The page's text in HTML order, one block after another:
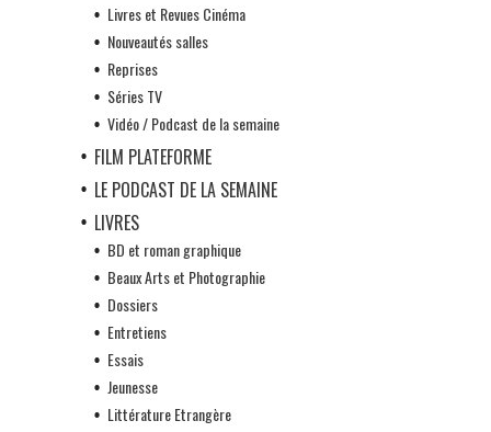
Livres et Revues Cinéma
Nouveautés salles
Reprises
Séries TV
Vidéo / Podcast de la semaine
FILM PLATEFORME
LE PODCAST DE LA SEMAINE
LIVRES
BD et roman graphique
Beaux Arts et Photographie
Dossiers
Entretiens
Essais
Jeunesse
Littérature Etrangère